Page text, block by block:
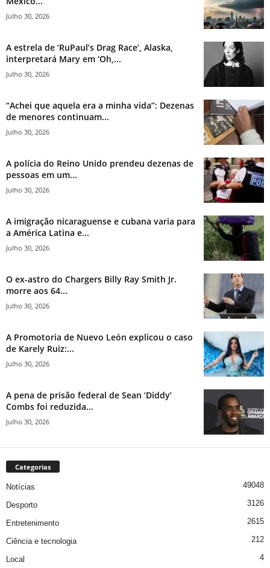
Julho 30, 2026
A estrela de ‘RuPaul’s Drag Race’, Alaska,
interpretará Mary em ‘Oh,...
Julho 30, 2026
“Achei que aquela era a minha vida”: Dezenas
de menores continuam...
Julho 30, 2026
A polícia do Reino Unido prendeu dezenas de
pessoas em um...
Julho 30, 2026
A imigração nicaraguense e cubana varia para
a América Latina e...
Julho 30, 2026
O ex-astro do Chargers Billy Ray Smith Jr.
morre aos 64...
Julho 30, 2026
A Promotoria de Nuevo León explicou o caso
de Karely Ruiz:...
Julho 30, 2026
A pena de prisão federal de Sean ‘Diddy’
Combs foi reduzida...
Julho 30, 2026
Categorias
Notícias 49048
Desporto 3126
Entretenimento 2615
Ciência e tecnologia 212
Local 4